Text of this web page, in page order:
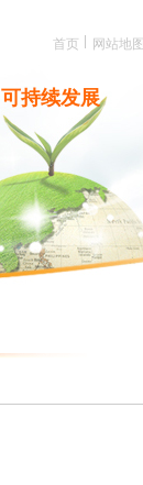
首页 网站地图
可持续发展